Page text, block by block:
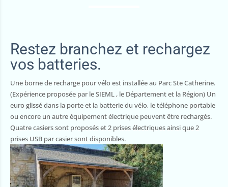
Restez branchez et rechargez
vos batteries.
Une borne de recharge pour vélo est installée au Parc Ste Catherine.
(Expérience proposée par le SIEML , le Département et la Région) Un
euro glissé dans la porte et la batterie du vélo, le téléphone portable
ou encore un autre équipement électrique peuvent être rechargés.
Quatre casiers sont proposés et 2 prises électriques ainsi que 2
prises USB par casier sont disponibles.